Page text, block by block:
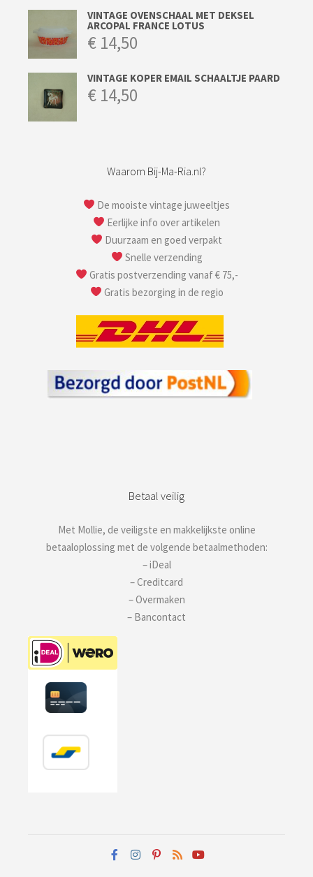
VINTAGE OVENSCHAAL MET DEKSEL
ARCOPAL FRANCE LOTUS
€ 14,50
VINTAGE KOPER EMAIL SCHAALTJE PAARD
€ 14,50
Waarom Bij-Ma-Ria.nl?
De mooiste vintage juweeltjes
Eerlijke info over artikelen
Duurzaam en goed verpakt
Snelle verzending
Gratis postverzending vanaf € 75,-
Gratis bezorging in de regio
Betaal veilig
Met Mollie, de veiligste en makkelijkste online
betaaloplossing met de volgende betaalmethoden:
– iDeal
– Creditcard
– Overmaken
– Bancontact